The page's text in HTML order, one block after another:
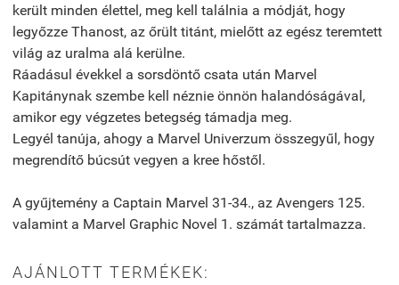
került minden élettel, meg kell találnia a módját, hogy
legyőzze Thanost, az őrült titánt, mielőtt az egész teremtett
világ az uralma alá kerülne.
Ráadásul évekkel a sorsdöntő csata után Marvel
Kapitánynak szembe kell néznie önnön halandóságával,
amikor egy végzetes betegség támadja meg.
Legyél tanúja, ahogy a Marvel Univerzum összegyűl, hogy
megrendítő búcsút vegyen a kree hőstől.
A gyűjtemény a Captain Marvel 31-34., az Avengers 125.
valamint a Marvel Graphic Novel 1. számát tartalmazza.
AJÁNLOTT TERMÉKEK: